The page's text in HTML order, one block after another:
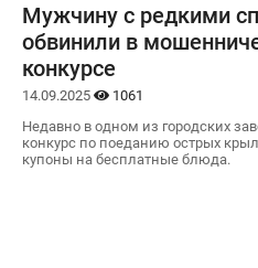
Мужчину с редкими
обвинили в
конкурсе
14.09.2025
1061
Недавно в одном из городских
конкурс по поеданию острых
купоны на бесплатные блюда.